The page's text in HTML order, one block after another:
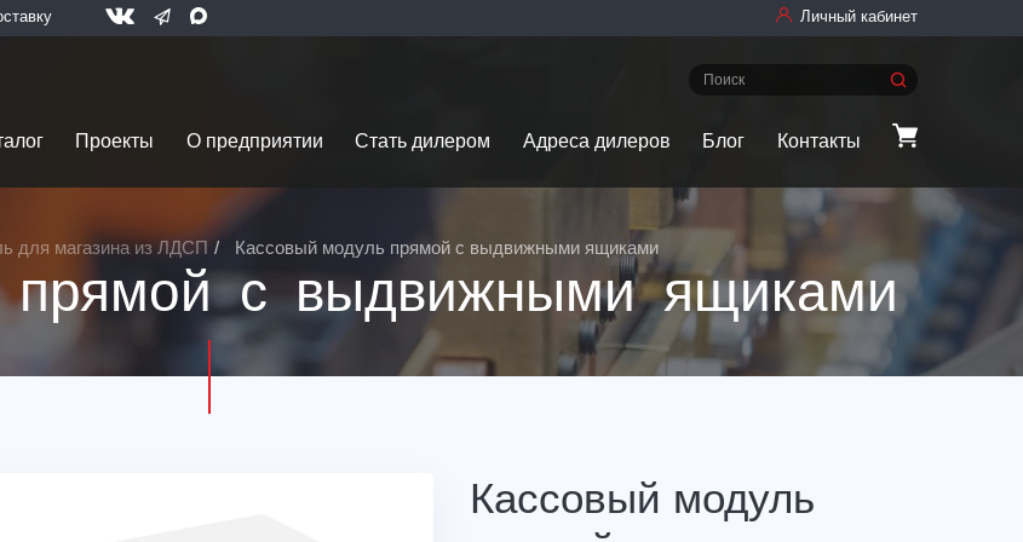
Личный кабинет
Проекты О предприятии Стать дилером Адреса дилеров Блог Контакты
для магазина из ЛДСП Кассовый модуль прямой с выдвижными ящиками
прямой с выдвижными ящиками
Кассовый модуль